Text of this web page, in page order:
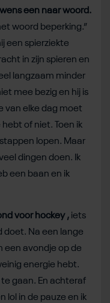
een naar woord.
woord beperking.”
een spierziekte
in zijn spieren en
langzaam minder
mee bezig en hij is
van elke dag moet
of niet. Toen ik
lopen. Maar
dingen doen. Ik
een baan en ik
voor hockey , iets
doet. Na een lange
een avondje op de
energie hebt.
te gaan. En achteraf
lol in de pauze en ik